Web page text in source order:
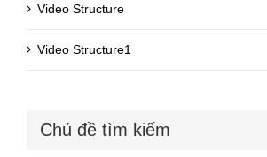
Video Structure
Video Structure1
Chủ đề tìm kiếm